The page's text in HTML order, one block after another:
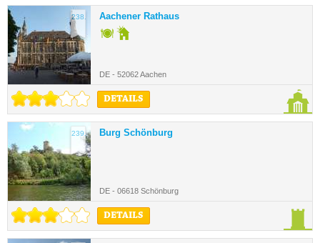
238. Aachener Rathaus
DE - 52062 Aachen
DETAILS
239. Burg Schönburg
DE - 06618 Schönburg
DETAILS